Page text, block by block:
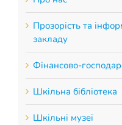
Прозорість та
закладу
Фінансово-
Шкільна бібліотека
Шкільні музеї